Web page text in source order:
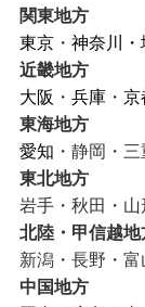
関東地方
東京・ 神奈川 ・
近畿地方
大阪 ・ 兵庫・
東海地方
愛知 ・静岡・
東北地方
岩手・秋田・
北陸・甲信越地
新潟・長野・
中国地方